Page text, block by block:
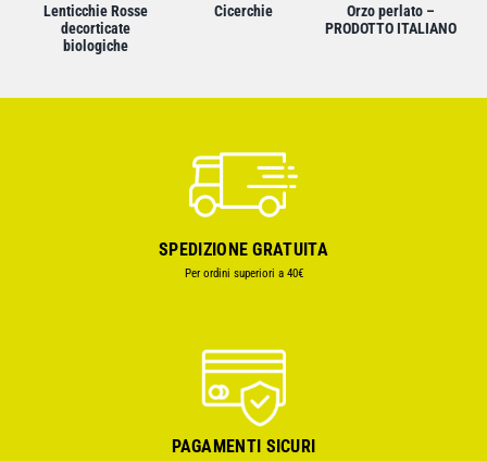
Lenticchie Rosse
decorticate
biologiche
Cicerchie
Orzo perlato –
PRODOTTO ITALIANO
SPEDIZIONE GRATUITA
Per ordini superiori a 40€
PAGAMENTI SICURI